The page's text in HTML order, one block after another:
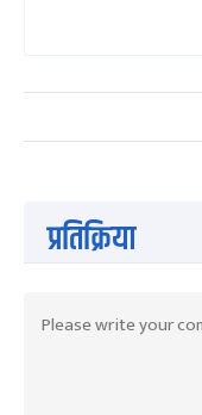
प्रतिक्रिया